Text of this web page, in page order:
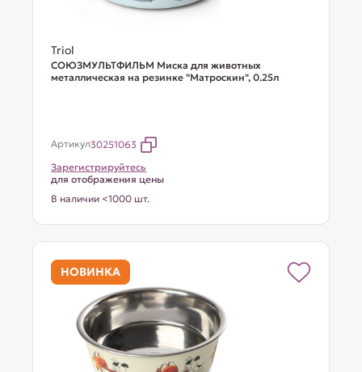
Triol
СОЮЗМУЛЬТФИЛЬМ Миска для животных
металлическая на резинке "Матроскин", 0.25л
Артикул30251063
Зарегистрируйтесь
для отображения цены
В наличии <1000 шт.
НОВИНКА